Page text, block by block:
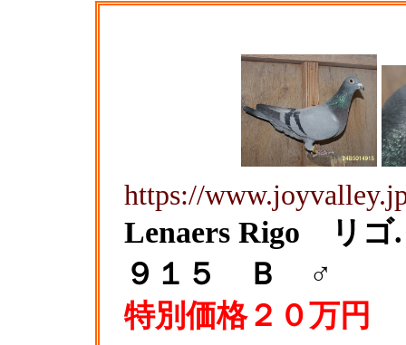
https://
Lenaers Rigo リ
９１５ Ｂ ♂
特別価格２０万円